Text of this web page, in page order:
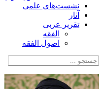
نشست‌های علمی
آثار
تقریر عربی
الفقه
اصول الفقه